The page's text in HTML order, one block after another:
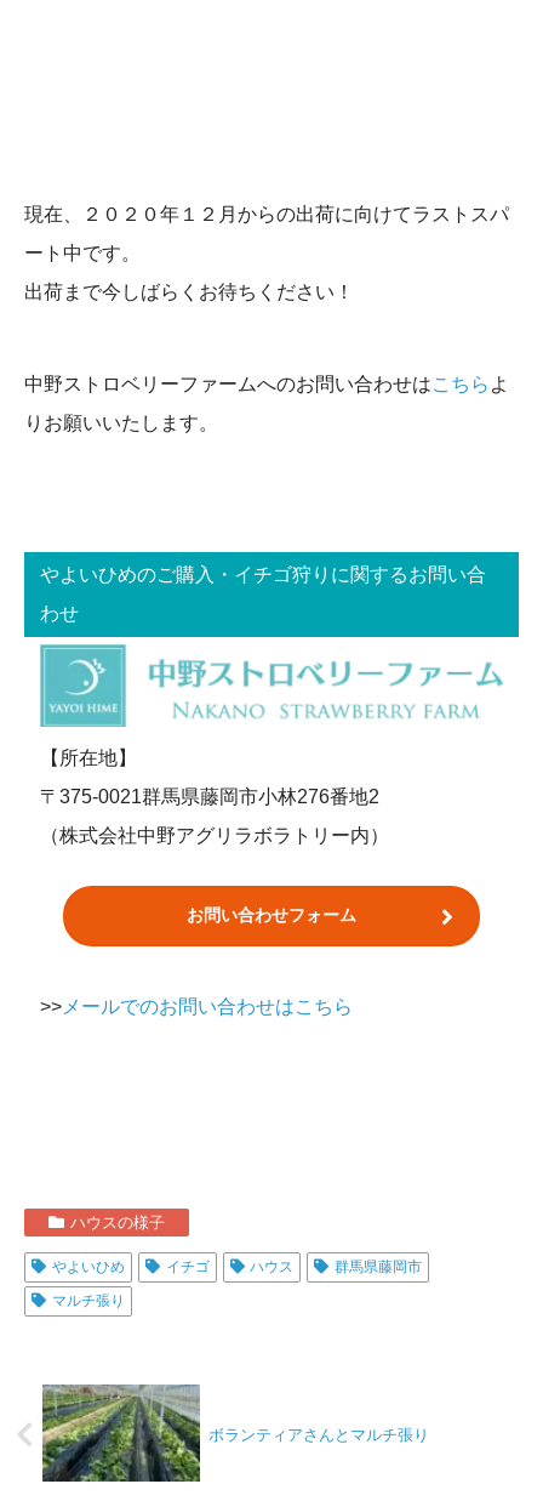
現在、２０２０年１２月からの出荷に向けてラストスパ
ート中です。
出荷まで今しばらくお待ちください！
中野ストロベリーファームへのお問い合わせはこちら よ
りお願いいたします。
やよいひめのご購入・イチゴ狩りに関するお問い合
わせ
【所在地】
〒375-0021群馬県藤岡市小林276番地2
（株式会社中野アグリラボラトリー内）
お問い合わせフォーム
>>メールでのお問い合わせはこちら
ハウスの様子
やよいひめ イチゴ ハウス
群馬県藤岡市
マルチ張り
ボランティアさんとマルチ張り